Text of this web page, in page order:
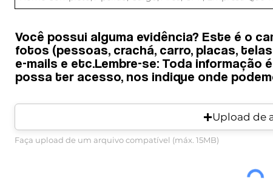
Você possui alguma evidência? Este é o
fotos (pessoas, crachá, carro, placas,
e-mails e etc.Lembre-se: Toda
possa ter acesso, nos indique onde
Upload
Você possui alguma evidência? Este é o
fotos (pessoas, crachá, carro, placas,
e-mails e etc.Lembre-se: Toda informação
possa ter acesso, nos indique onde
Upload de
Faça upload de um arquivo compatível (máx. 15MB)